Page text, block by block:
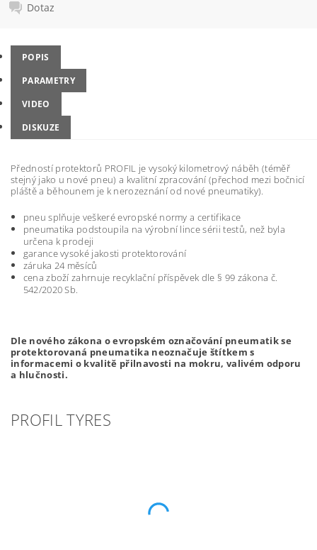
Dotaz
POPIS
PARAMETRY
VIDEO
DISKUZE
Předností protektorů PROFIL je vysoký kilometrový náběh (téměř
stejný jako u nové pneu) a kvalitní zpracování (přechod mezi bočnicí
pláště a běhounem je k nerozeznání od nové pneumatiky).
pneu splňuje veškeré evropské normy a certifikace
pneumatika podstoupila na výrobní lince sérii testů, než byla
určena k prodeji
garance vysoké jakosti protektorování
záruka 24 měsíců
cena zboží zahrnuje recyklační příspěvek dle § 99 zákona č.
542/2020 Sb.
Dle nového zákona o evropském označování pneumatik se
protektorovaná pneumatika neoznačuje štítkem s
informacemi o kvalitě přilnavosti na mokru, valivém odporu
a hlučnosti.
PROFIL TYRES